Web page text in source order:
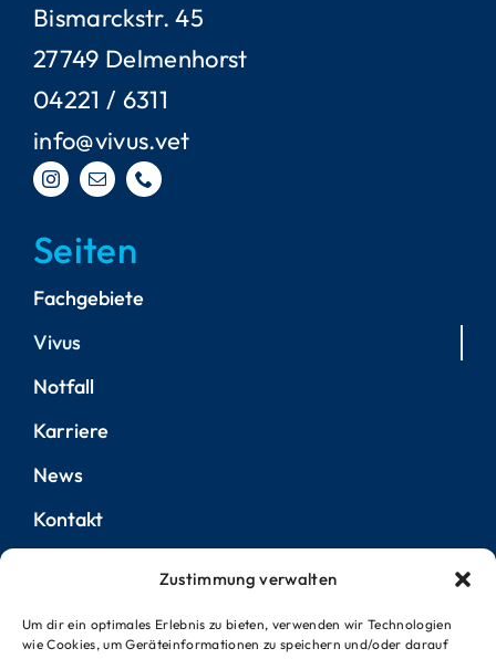
Zustimmung verwalten
Um dir ein optimales Erlebnis zu bieten, verwenden wir Technologien
wie Cookies, um Geräteinformationen zu speichern und/oder darauf
Bismarckstr. 45
27749 Delmenhorst
04221 / 6311
info@vivus.vet
Seiten
Fachgebiete
Vivus
Notfall
Karriere
News
Kontakt
Rechtliches